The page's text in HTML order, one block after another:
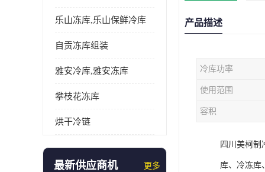
乐山冻库,乐山保鲜冷库
自贡冻库组装
雅安冷库,雅安冻库
攀枝花冻库
烘干冷链
最新供应商机 更多
产品描述
冷库功率
使用范围
容积
四川美柯制
库、冷冻库